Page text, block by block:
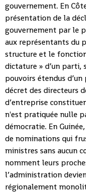
gouvernement. En
présentation de la
gouvernement par le
aux représentants du
structure et le
dictature » d’un parti,
pouvoirs étendus
décret des directeurs
d’entreprise
n'est pratiquée nulle
démocratie. En
de nominations qui
ministres sans aucun
nomment leurs
l’administration
régionalement